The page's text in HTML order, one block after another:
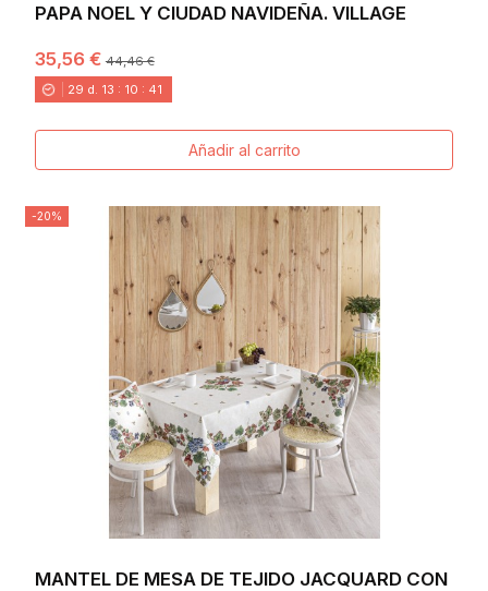
PAPA NOEL Y CIUDAD NAVIDEÑA. VILLAGE
35,56 €44,46 €
29 d. 13 : 10 : 40
Añadir al carrito
-20%
MANTEL DE MESA DE TEJIDO JACQUARD CON